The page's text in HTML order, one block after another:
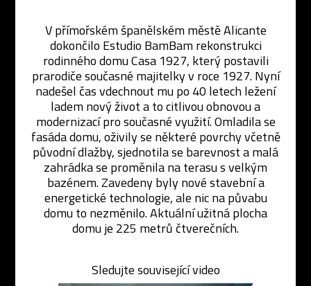
V přímořském španělském městě Alicante
dokončilo Estudio BamBam rekonstrukci
rodinného domu Casa 1927, který postavili
prarodiče současné majitelky v roce 1927. Nyní
nadešel čas vdechnout mu po 40 letech ležení
ladem nový život a to citlivou obnovou a
modernizací pro současné využití. Omladila se
fasáda domu, oživily se některé povrchy včetně
původní dlažby, sjednotila se barevnost a malá
zahrádka se proměnila na terasu s velkým
bazénem. Zavedeny byly nové stavební a
energetické technologie, ale nic na půvabu
domu to nezměnilo. Aktuální užitná plocha
domu je 225 metrů čtverečních.
Sledujte související video